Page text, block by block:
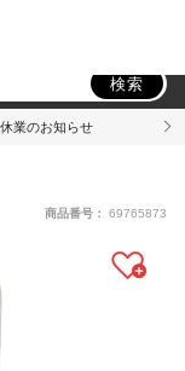
検索
業のお知らせ
商品番号： 69765873